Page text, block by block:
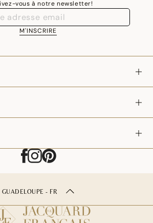
vous à notre newsletter!
M'INSCRIRE
GUADELOUPE - FR